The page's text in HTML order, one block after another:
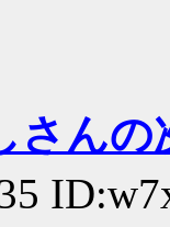
さんの